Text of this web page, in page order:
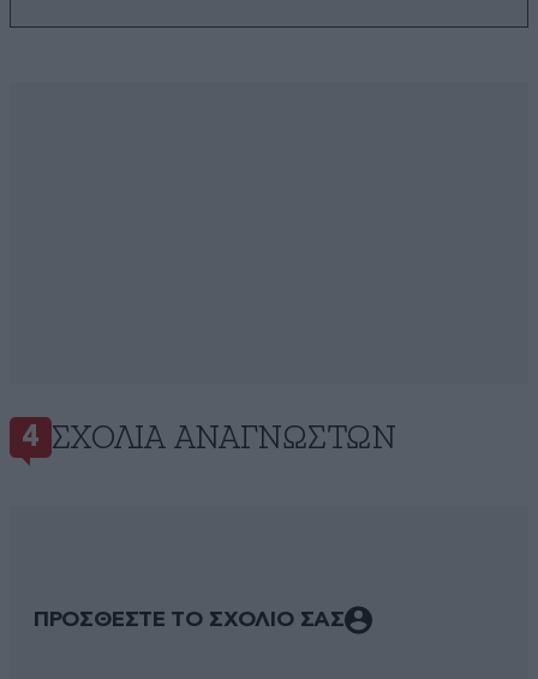
4 ΣΧΌΛΙΑ ΑΝΑΓΝΩΣΤΏΝ
ΠΡΟΣΘΕΣΤΕ ΤΟ ΣΧΟΛΙΟ ΣΑΣ